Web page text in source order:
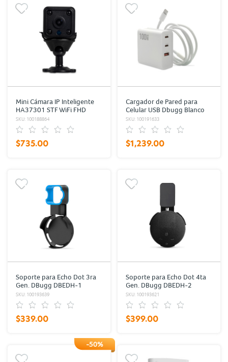
Mini Cámara IP Inteligente
HA37301 STF WiFi FHD
1080p
SKU: 100188864
$735.00
Cargador de Pared para
Celular USB Dbugg Blanco
SKU: 100191633
$1,239.00
Soporte para Echo Dot 3ra
Gen. DBugg DBEDH-1
Negro
SKU: 100193639
$339.00
Soporte para Echo Dot 4ta
Gen. DBugg DBEDH-2
Negro
SKU: 100193621
$399.00
-50%